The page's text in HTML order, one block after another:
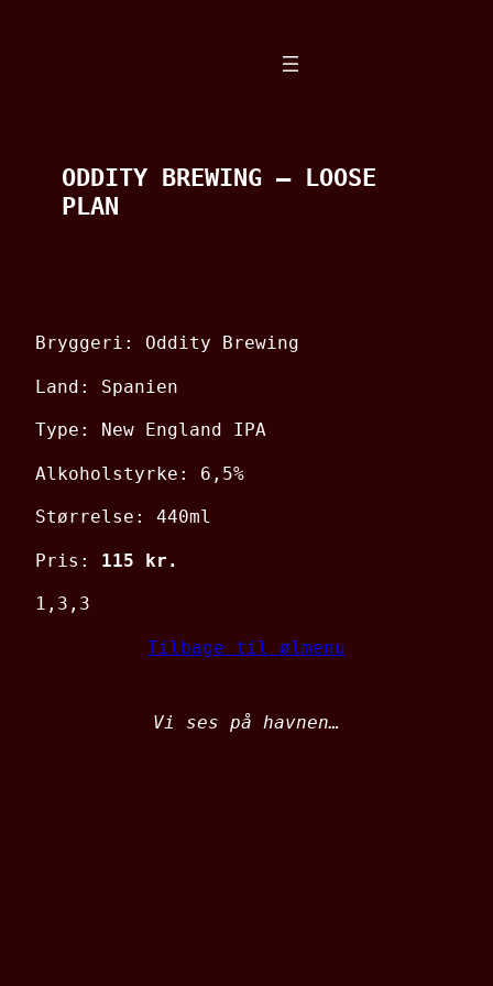
ODDITY BREWING – LOOSE
PLAN
Bryggeri: Oddity Brewing
Land: Spanien
Type: New England IPA
Alkoholstyrke: 6,5%
Størrelse: 440ml
Pris: 115 kr.
1,3,3
Tilbage til ølmenu
Vi ses på havnen…